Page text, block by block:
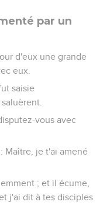
par un
d'eux une grande
eux.
saisie
vous avec
Maître, je t'ai amené
; et il écume,
j'ai dit à tes disciples